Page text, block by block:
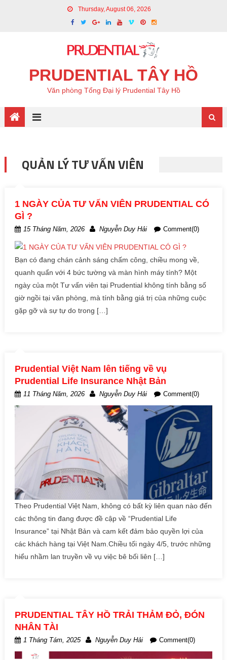
Thursday, August 06, 2026
PRUDENTIAL TÂY HỒ
Văn phòng Tổng Đại lý Prudential Tây Hồ
QUẢN LÝ TƯ VẤN VIÊN
1 NGÀY CỦA TƯ VẤN VIÊN PRUDENTIAL CÓ
GÌ ?
15 Tháng Năm, 2026 Nguyễn Duy Hải Comment(0)
Bạn có đang chán cảnh sáng chấm công, chiều mong về,
quanh quẩn với 4 bức tường và màn hình máy tính? Một
ngày của một Tư vấn viên tại Prudential không tính bằng số
giờ ngồi tại văn phòng, mà tính bằng giá trị của những cuộc
gặp gỡ và sự tự do trong […]
Prudential Việt Nam lên tiếng về vụ
Prudential Life Insurance Nhật Bản
11 Tháng Năm, 2026 Nguyễn Duy Hải Comment(0)
Theo Prudential Việt Nam, không có bất kỳ liên quan nào đến
các thông tin đang được đề cập về “Prudential Life
Insurance” tại Nhật Bản và cam kết đảm bảo quyền lợi của
các khách hàng tại Việt Nam.Chiều tối ngày 4/5, trước những
hiểu nhầm lan truyền về vụ việc bê bối liên […]
PRUDENTIAL TÂY HỒ TRẢI THẢM ĐỎ, ĐÓN
NHÂN TÀI
1 Tháng Tám, 2025 Nguyễn Duy Hải Comment(0)